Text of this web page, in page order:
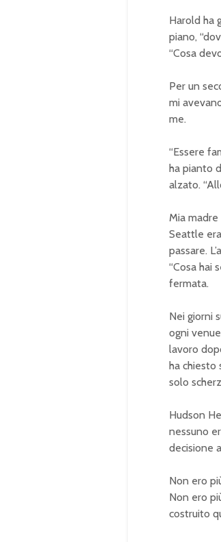
Harold ha
piano,
“Cosa
Per un
mi
me.
“Essere
ha pianto
alzato.
Mia madre
Seattle
passare.
“Cosa hai
fermata.
Nei giorni
ogni
lavoro
ha chiesto
solo
Hudson
nessuno
decisione
Non ero
Non ero
costruito